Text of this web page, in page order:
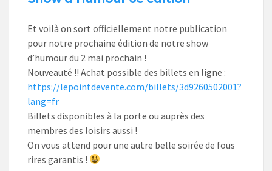
Et voilà on sort officiellement notre publication
pour notre prochaine édition de notre show
d’humour du 2 mai prochain !
Nouveauté !! Achat possible des billets en ligne :
https://lepointdevente.com/billets/3d9260502001?
lang=fr
Billets disponibles à la porte ou auprès des
membres des loisirs aussi !
On vous attend pour une autre belle soirée de fous
rires garantis !